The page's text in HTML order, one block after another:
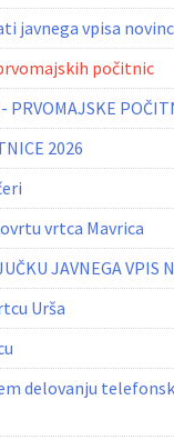
javnega vpisa
počitnic
PRVOMAJSKE
2026
vrtca Mavrica
JAVNEGA VPIS
Urša
delovanju